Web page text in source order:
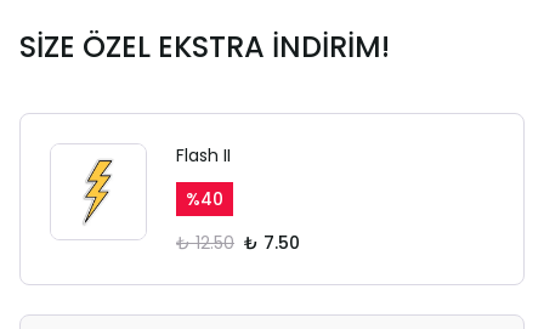
SİZE ÖZEL EKSTRA İNDİRİM!
Flash II
%40
₺ 12.50 ₺ 7.50